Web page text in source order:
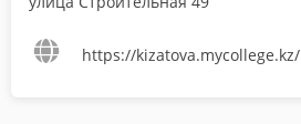
https://kizatova.mycollege.kz/